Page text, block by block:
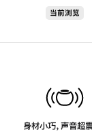
当前浏览
身材小巧，声音超震